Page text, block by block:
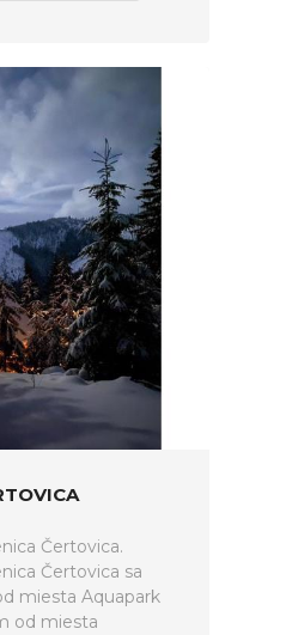
Čertovica.
Čertovica sa
miesta Aquapark
od miesta